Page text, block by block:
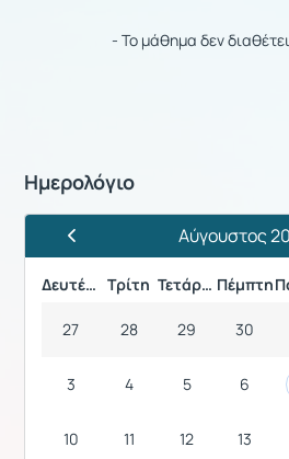
- Το μάθημα δεν
Ημερολόγιο
Προηγούμενος Μήνας
Αύγουστος
Δευτέρα Τρίτη Τετάρτη Πέμπτη
27 28 29 30
3 4 5 6
10 11 12 13